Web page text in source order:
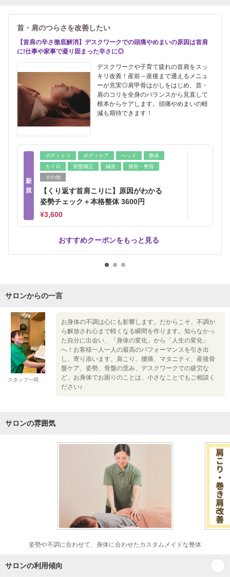
首・肩のつらさを改善したい
【首肩の辛さ徹底解消】デスクワークでの頭痛やめまいの原因は首肩
に!仕事や家事で凝り固まった辛さに◎
デスクワークや子育て疲れの首肩をスッ
キリ改善！産前～産後まで通えるメニュ
ーが充実◎肩甲骨はがしをはじめ、首・
肩のコリを全身のバランスから見直して
根本からケアします。頭痛やめまいの軽
減も期待できます！
新
規
ボディトリ ボディケア ヘッド
整体
カイロ
骨盤矯正 鍼灸
接骨・整骨
その他
【くり返す首肩こりに】原因がわかる
姿勢チェック＋本格整体 3600円
¥3,600
おすすめクーポンをもっと見る
サロンからの一言
スタッフ一同
お身体の不調は心にも影響します。だからこそ、不調か
ら解放され心まで軽くなる瞬間を作ります。知らなかっ
た自分に出会い、「身体の変化」から「人生の変化」
へ！お客様一人一人の最高のパフォーマンスを引き出
し、寄り添います。肩こり、腰痛、マタニティ、産後骨
盤ケア、姿勢、骨盤の歪み、デスクワークでの疲労な
ど、お身体でお困りのことは、小さなことでもご相談く
ださい♪
サロンの雰囲気
姿勢や不調に合わせて、身体に合わせたカスタムメイドな整体
サロンの利用傾向